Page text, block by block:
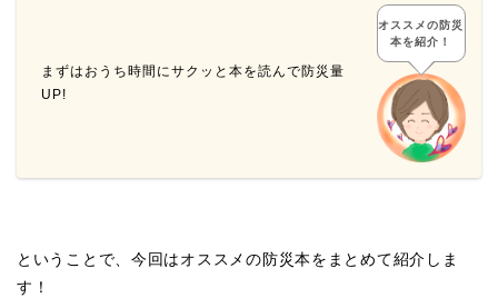
まずはおうち時間にサクッと本を読んで防災量
UP!
オススメの防災
本を紹介！
ということで、今回はオススメの防災本をまとめて紹介しま
す！